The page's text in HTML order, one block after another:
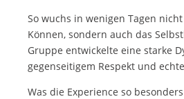
So wuchs in wenigen Tagen
Können, sondern auch das
Gruppe entwickelte eine starke
gegenseitigem Respekt und
Was die Experience so